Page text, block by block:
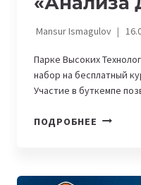
Mansur Ismagulov
Парке Высоких
набор на бесплатный
Участие в буткемпе
ПОДРОБНЕЕ ОТКРЫТ